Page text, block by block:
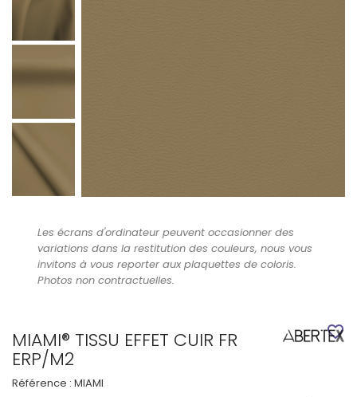
Les écrans d'ordinateur peuvent occasionner des
variations dans la restitution des couleurs, nous vous
invitons à vous reporter aux plaquettes de coloris.
Photos non contractuelles.
MIAMI® TISSU EFFET CUIR FR
ERP/M2
Référence : MIAMI
favorite_border